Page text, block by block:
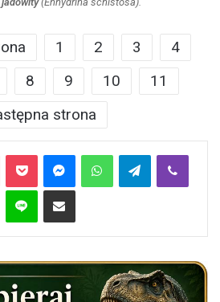
1 2 3
4
8 9 10
11
strona
Pocket MessengerWhatsAppTelegramViber
Line Share via Email